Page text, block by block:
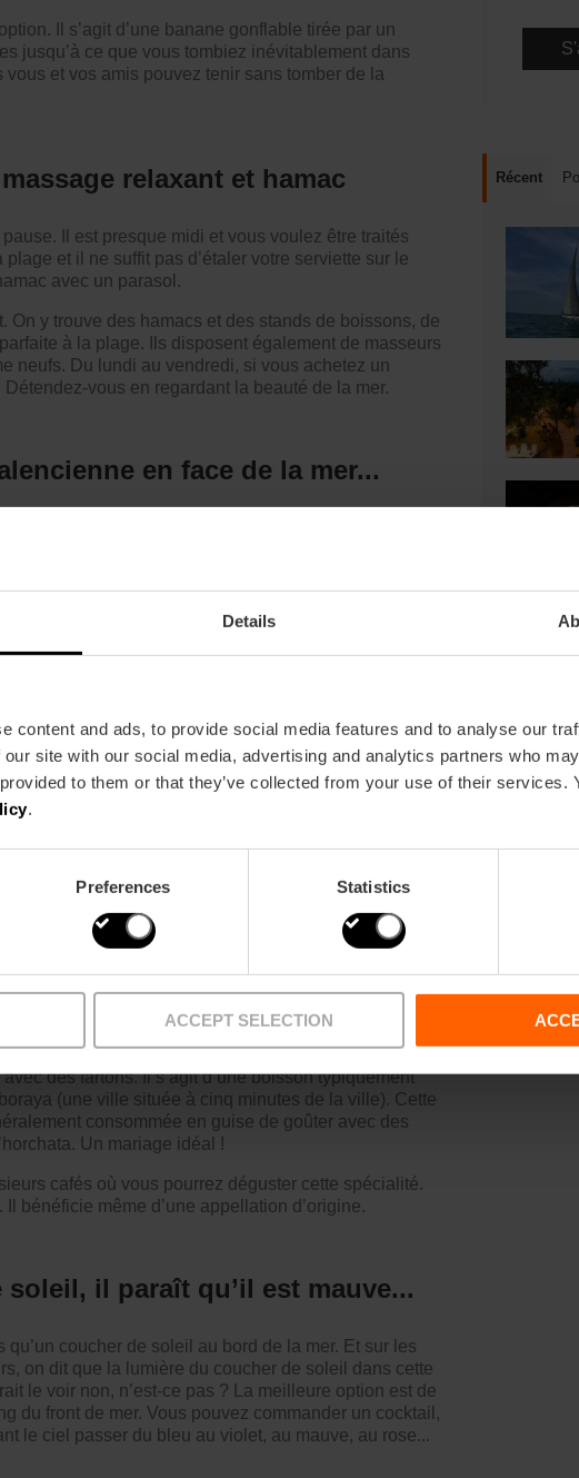
Details
content and ads, to provide social media features and to analyse our
site with our social media, advertising and analytics partners who
to them or that they’ve collected from your use of their services.
.
Preferences Statistics
ACCEPT SELECTION
Il s’agit d’une banane gonflable tirée par un
jusqu’à ce que vous tombiez inévitablement dans
et vos amis pouvez tenir sans tomber de la
relaxant et hamac
Il est presque midi et vous voulez être traités
et il ne suffit pas d’étaler votre serviette sur le
avec un parasol.
On y trouve des hamacs et des stands de boissons, de
à la plage. Ils disposent également de masseurs
neufs. Du lundi au vendredi, si vous achetez un
vous en regardant la beauté de la mer.
en face de la mer...
plat de riz dans l’un des restaurants de la promenade
qu’il faut garder sur sa liste de choses à faire quand
choses sont aussi valenciennes et en même temps
la dégustez face à la mer, elle est encore meilleure.
gastro » valencien. Vous trouverez un grand nombre
ce quartier de la plage. Certains des plus
Casa Carmela Casa Isabel
et réserver une table.Vous pouvez consulter ici les
par les entrées, avec des tapas purement
plats dà base de e riz, de fruits de mer et de poissons
(boisson à base de
sucrés)
chose de sucré et de rafraîchissant, car la plage
des fartons. Il s’agit d’une boisson typiquement
(une ville située à cinq minutes de la ville). Cette
consommée en guise de goûter avec des
Un mariage idéal !
cafés où vous pourrez déguster cette spécialité.
bénéficie même d’une appellation d’origine.
il paraît qu’il est mauve...
coucher de soleil au bord de la mer. Et sur les
on dit que la lumière du coucher de soleil dans cette
le voir non, n’est-ce pas ? La meilleure option est de
du front de mer. Vous pouvez commander un cocktail,
le ciel passer du bleu au violet, au mauve, au rose...
Récent